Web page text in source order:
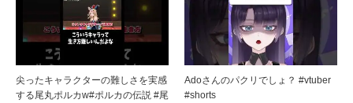
尖ったキャラクターの難しさを実感
する尾丸ポルカw#ポルカの伝説 #尾
Adoさんのパクリでしょ？ #vtuber
#shorts